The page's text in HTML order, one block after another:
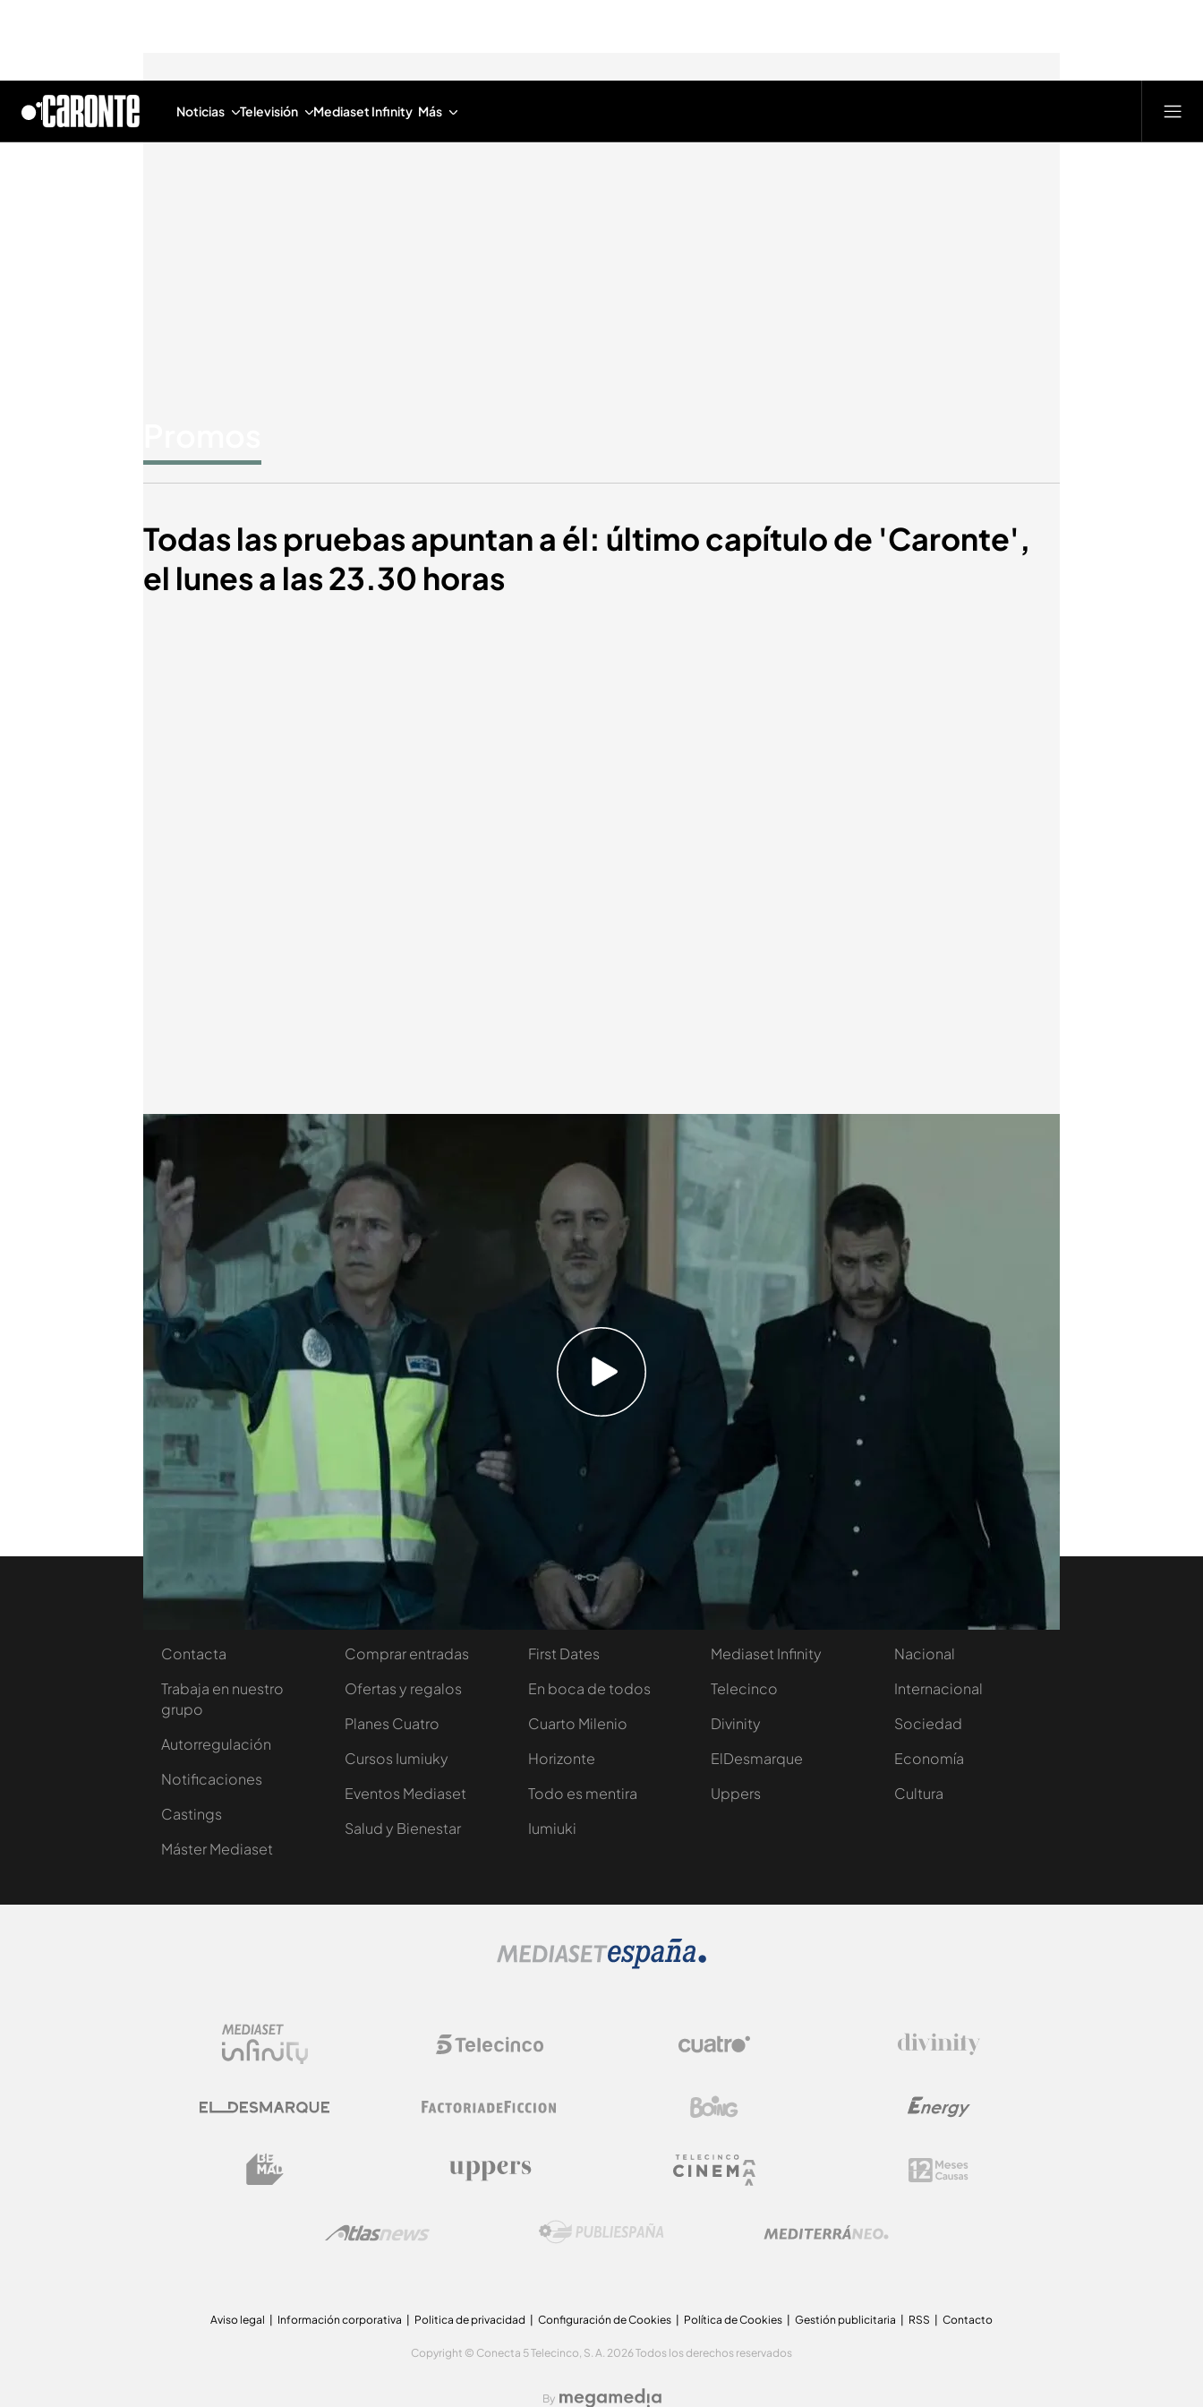
Noticias Televisión Mediaset Infinity Más
Todas las pruebas apuntan a él: último capítulo de 'Caronte',
el lunes a las 23.30 horas
Caronte
cuatro.com
06 JUN 2021 - 11:49h.
La primera temporada de 'Caronte' llega a su fin el próximo lunes
'Caronte' llega a su fin. El próximo lunes se emite el último capítulo de la
primera temporada de la serie y todas las pruebas apuntan a él.
¿Conseguirá Samuel librarse de ser encarcelado de nuevo? No te pierdas
el final de la serie del momento el lunes a las 23.30 horas en Cuatro.
TEMAS Caronte Promos
Contacta
Trabaja en nuestro
grupo
Autorregulación
Notificaciones
Castings
Máster Mediaset
Corporativo
Comprar entradas
Ofertas y regalos
Planes Cuatro
Cursos Iumiuky
Eventos Mediaset
Salud y Bienestar
Programas
First Dates
En boca de todos
Cuarto Milenio
Horizonte
Todo es mentira
Iumiuki
Más de Mediaset
Mediaset Infinity
Telecinco
Divinity
ElDesmarque
Uppers
Nacional
Internacional
Sociedad
Economía
Cultura
Aviso legal Información corporativa Politica de privacidad Configuración de Cookies Política de Cookies Gestión publicitaria RSS Contacto
Copyright © Conecta 5 Telecinco, S. A. 2026 Todos los derechos reservados
By